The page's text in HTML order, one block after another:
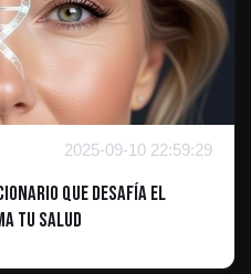
2025-09-10 22:59:29
que desafía el
tu salud